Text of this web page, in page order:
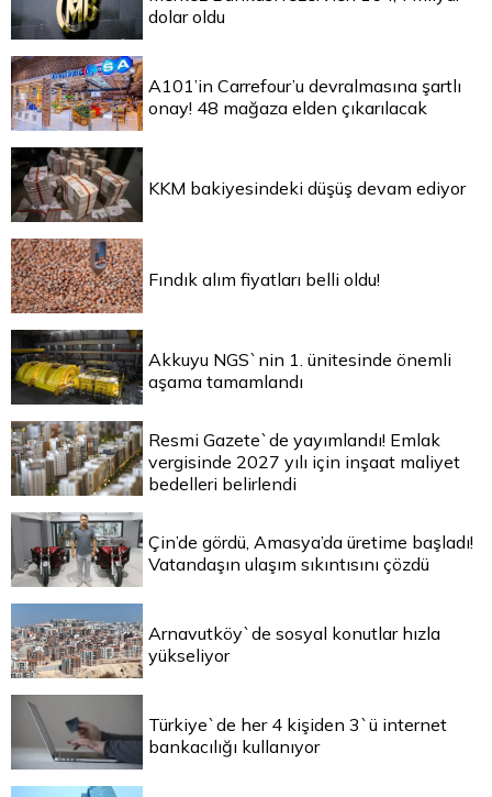
dolar oldu
A101’in Carrefour’u devralmasına şartlı
onay! 48 mağaza elden çıkarılacak
KKM bakiyesindeki düşüş devam ediyor
Fındık alım fiyatları belli oldu!
Akkuyu NGS`nin 1. ünitesinde önemli
aşama tamamlandı
Resmi Gazete`de yayımlandı! Emlak
vergisinde 2027 yılı için inşaat maliyet
bedelleri belirlendi
Çin’de gördü, Amasya’da üretime başladı!
Vatandaşın ulaşım sıkıntısını çözdü
Arnavutköy`de sosyal konutlar hızla
yükseliyor
Türkiye`de her 4 kişiden 3`ü internet
bankacılığı kullanıyor